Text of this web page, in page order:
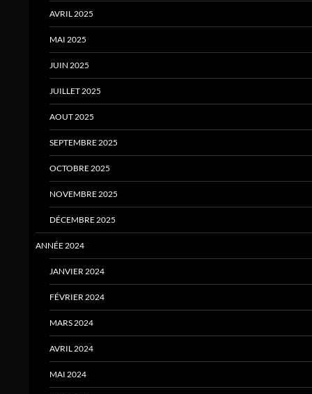
AVRIL 2025
MAI 2025
JUIN 2025
JUILLET 2025
AOUT 2025
SEPTEMBRE 2025
OCTOBRE 2025
NOVEMBRE 2025
DÉCEMBRE 2025
ANNÉE 2024
JANVIER 2024
FÉVRIER 2024
MARS 2024
AVRIL 2024
MAI 2024